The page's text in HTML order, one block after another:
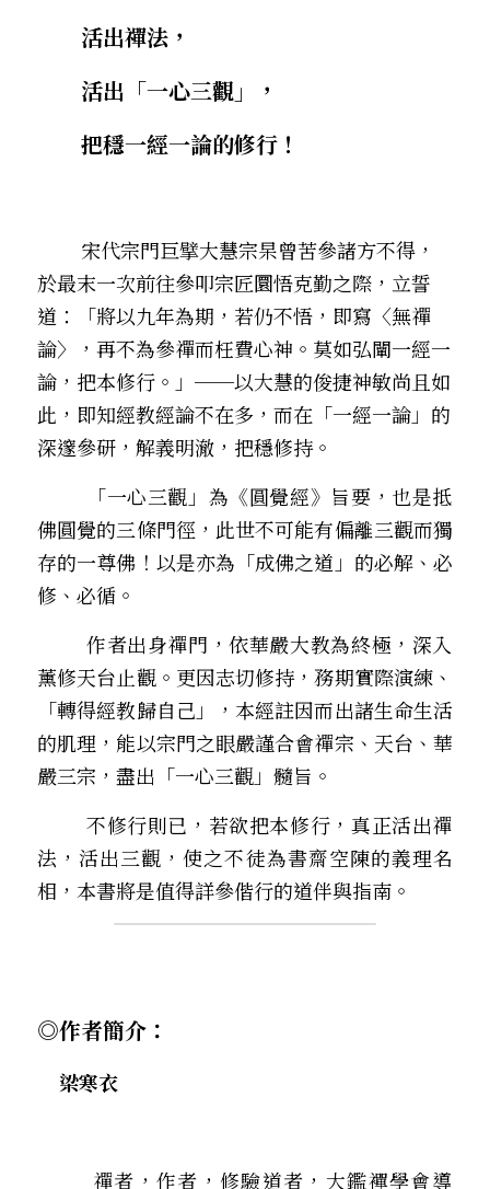
        活出禪法，
        活出「一心三觀」，
        把穩一經一論的修行！
於最末一次前往參叩宗匠圜悟克勤之際，立誓
道：「將以九年為期，若仍不悟，即寫〈無禪
論〉，再不為參禪而枉費心神。莫如弘闡一經一
論，把本修行。」──以大慧的俊捷神敏尚且如
此，即知經教經論不在多，而在「一經一論」的
深邃參研，解義明澈，把穩修持。
佛圓覺的三條門徑，此世不可能有偏離三觀而獨
存的一尊佛！以是亦為「成佛之道」的必解、必
修、必循。
薰修天台止觀。更因志切修持，務期實際演練、
「轉得經教歸自己」，本經註因而出諸生命生活
的肌理，能以宗門之眼嚴謹合會禪宗、天台、華
嚴三宗，盡出「一心三觀」髓旨。
法，活出三觀，使之不徒為書齋空陳的義理名
相，本書將是值得詳參偕行的道伴與指南。
◎作者簡介：
    梁寒衣